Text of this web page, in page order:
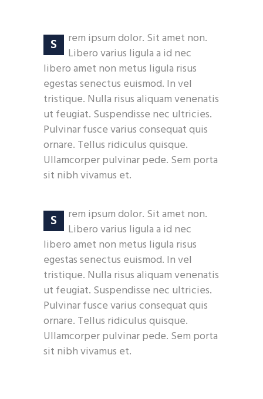
S
rem ipsum dolor. Sit amet non.
Libero varius ligula a id nec
libero amet non metus ligula risus
egestas senectus euismod. In vel
tristique. Nulla risus aliquam venenatis
ut feugiat. Suspendisse nec ultricies.
Pulvinar fusce varius consequat quis
ornare. Tellus ridiculus quisque.
Ullamcorper pulvinar pede. Sem porta
sit nibh vivamus et.
S
rem ipsum dolor. Sit amet non.
Libero varius ligula a id nec
libero amet non metus ligula risus
egestas senectus euismod. In vel
tristique. Nulla risus aliquam venenatis
ut feugiat. Suspendisse nec ultricies.
Pulvinar fusce varius consequat quis
ornare. Tellus ridiculus quisque.
Ullamcorper pulvinar pede. Sem porta
sit nibh vivamus et.